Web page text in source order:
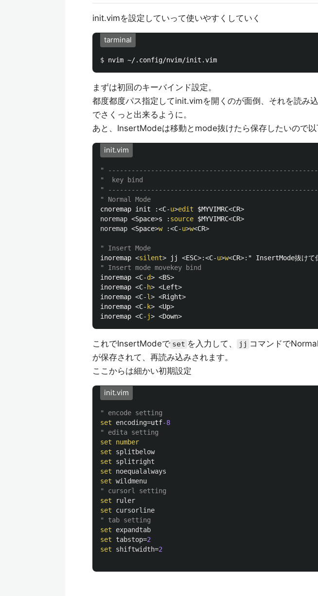
init.vimを設定していって使いやすくしていく
tarminal
$
まずは初回のキーバインド設定。
都度都度パス指定してinit.vimを開くのが面倒、それを読み
でさくっと出来るように。
あと、InsertModeは移動とmode抜けたら保存したいので以
init.vim
"
"  key bind
"
" Normal Mode
cnoremap init
:<C-u>edit $MYVIMRC<CR>
noremap <Space>s : source $MYVIMRC<CR>
noremap <Space>w :<C-u>w<CR>
" Insert Mode
inoremap <silent> jj <ESC>:<C-u>w<CR>:
" Insert mode movekey bind
inoremap <C-d> <BS>
inoremap <C- h> <Left>
inoremap <C-l> <Right>
inoremap <C- k> <Up>
inoremap <C- j> <Down>
これでInsertModeで set を入力して、 jj コマンドで
が保存されて、再読み込みされます。
ここからは細かい初期設定
init.vim
"
set
encoding=utf-8
" edita setting
set
number
set
splitbelow
set
splitright
set
noequalalways
set wildmenu
" cursorl setting
set
ruler
set
cursorline
" tab setting
set
expandtab
set
tabstop=2
set
shiftwidth=2